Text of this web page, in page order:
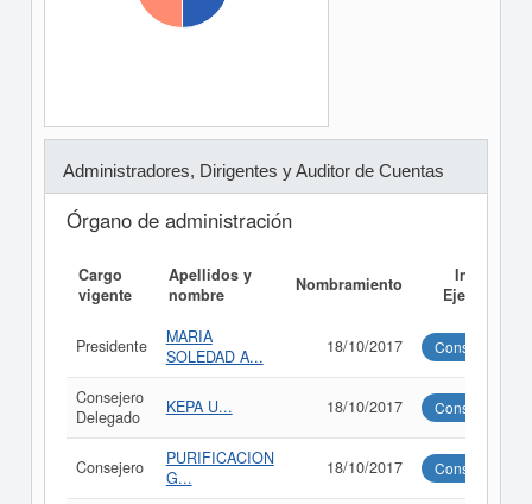
Administradores, Dirigentes y Auditor de Cuentas
Órgano de administración
Cargo
vigente
Apellidos y
nombre
Nombramiento
Informe
Ejecutivo
Presidente
MARIA
SOLEDAD A...
18/10/2017 Consultar
Consejero
Delegado
KEPA U... 18/10/2017 Consultar
Consejero
PURIFICACION
G...
18/10/2017 Consultar